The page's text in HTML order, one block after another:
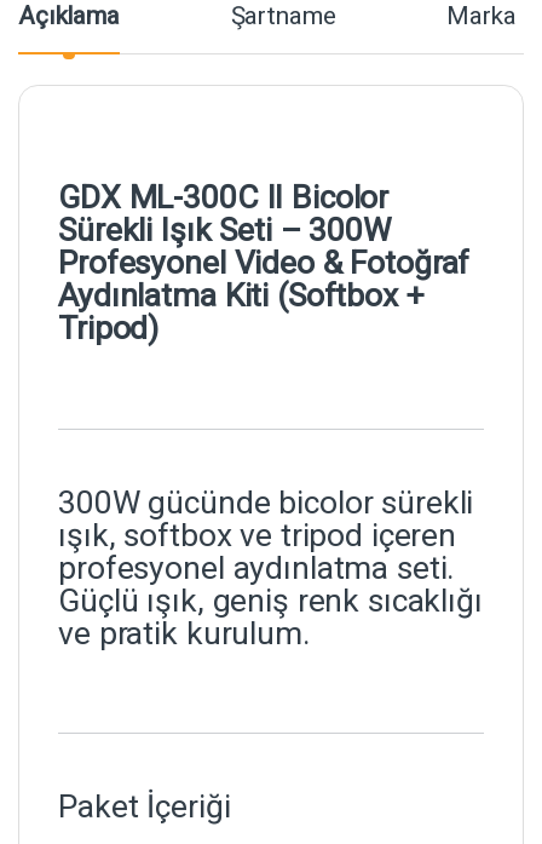
Açıklama Şartname Marka
GDX ML-300C II Bicolor
Sürekli Işık Seti – 300W
Profesyonel Video & Fotoğraf
Aydınlatma Kiti (Softbox +
Tripod)
300W gücünde bicolor sürekli
ışık, softbox ve tripod içeren
profesyonel aydınlatma seti.
Güçlü ışık, geniş renk sıcaklığı
ve pratik kurulum.
Paket İçeriği